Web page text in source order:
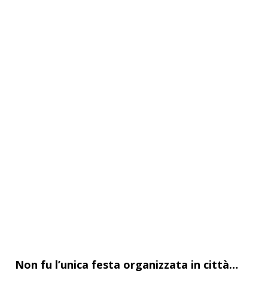
Non fu l’unica festa organizzata in città…